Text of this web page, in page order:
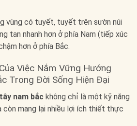
vùng có tuyết, tuyết trên sườn núi
tan nhanh hơn ở phía Nam (tiếp xúc
hơn ở phía Bắc.
Việc Nắm Vững Hướng
Trong Đời Sống Hiện Đại
nam bắc không chỉ là một kỹ năng
còn mang lại nhiều lợi ích thiết thực